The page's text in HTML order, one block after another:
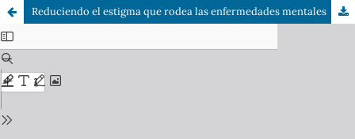
Reduciendo el estigma que rodea las enfermedades mentales